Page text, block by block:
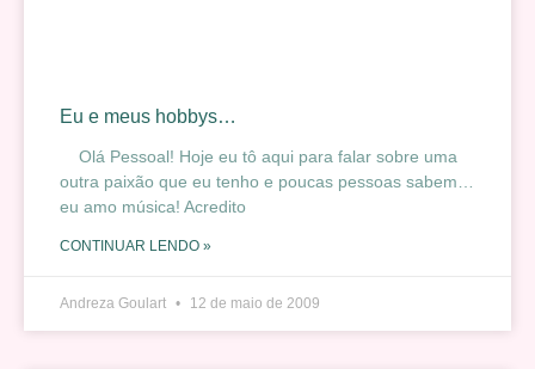
Eu e meus hobbys…
Olá Pessoal! Hoje eu tô aqui para falar sobre uma
outra paixão que eu tenho e poucas pessoas sabem…
eu amo música! Acredito
CONTINUAR LENDO »
Andreza Goulart 12 de maio de 2009